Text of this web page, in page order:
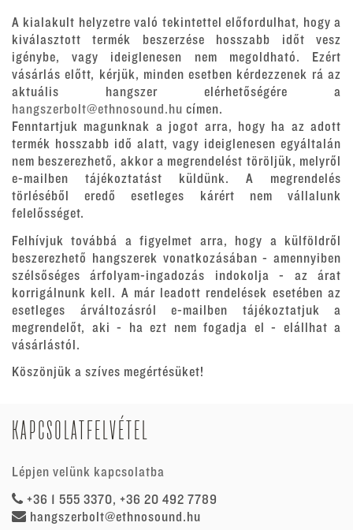
A kialakult helyzetre való tekintettel előfordulhat, hogy a
kiválasztott termék beszerzése hosszabb időt vesz
igénybe, vagy ideiglenesen nem megoldható. Ezért
vásárlás előtt, kérjük, minden esetben kérdezzenek rá az
aktuális hangszer elérhetőségére a
hangszerbolt@ethnosound.hu címen.
Fenntartjuk magunknak a jogot arra, hogy ha az adott
termék hosszabb idő alatt, vagy ideiglenesen egyáltalán
nem beszerezhető, akkor a megrendelést töröljük, melyről
e-mailben tájékoztatást küldünk. A megrendelés
törléséből eredő esetleges kárért nem vállalunk
felelősséget.
Felhívjuk továbbá a figyelmet arra, hogy a külföldről
beszerezhető hangszerek vonatkozásában - amennyiben
szélsőséges árfolyam-ingadozás indokolja - az árat
korrigálnunk kell. A már leadott rendelések esetében az
esetleges árváltozásról e-mailben tájékoztatjuk a
megrendelőt, aki - ha ezt nem fogadja el - elállhat a
vásárlástól.
Köszönjük a szíves megértésüket!
KAPCSOLATFELVÉTEL
Lépjen velünk kapcsolatba
+36 1 555 3370, +36 20 492 7789
hangszerbolt@ethnosound.hu